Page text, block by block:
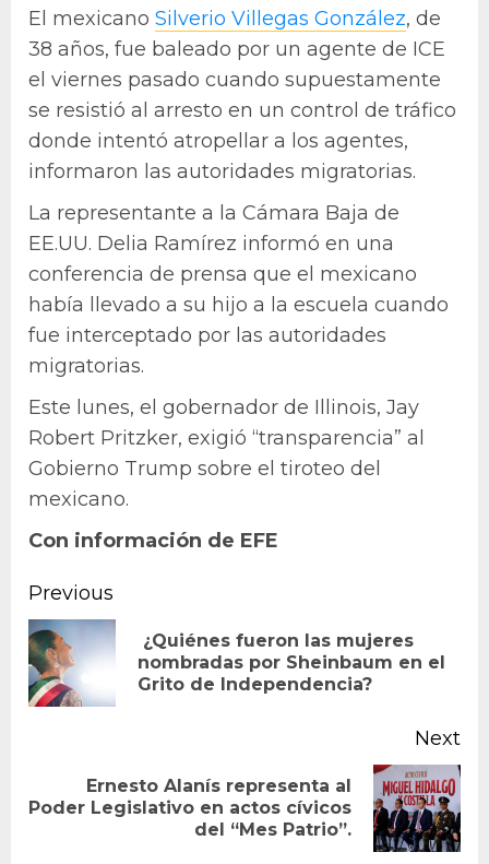
El mexicano Silverio Villegas González, de
38 años, fue baleado por un agente de ICE
el viernes pasado cuando supuestamente
se resistió al arresto en un control de tráfico
donde intentó atropellar a los agentes,
informaron las autoridades migratorias.
La representante a la Cámara Baja de
EE.UU. Delia Ramírez informó en una
conferencia de prensa que el mexicano
había llevado a su hijo a la escuela cuando
fue interceptado por las autoridades
migratorias.
Este lunes, el gobernador de Illinois, Jay
Robert Pritzker, exigió “transparencia” al
Gobierno Trump sobre el tiroteo del
mexicano.
Con información de EFE
Continue
Reading
Previous
¿Quiénes fueron las mujeres
nombradas por Sheinbaum en el
Grito de Independencia?
Next
Next
Ernesto Alanís representa al
Poder Legislativo en actos cívicos
del “Mes Patrio”.